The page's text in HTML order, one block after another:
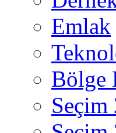
Emlak
Bölge
Seçim